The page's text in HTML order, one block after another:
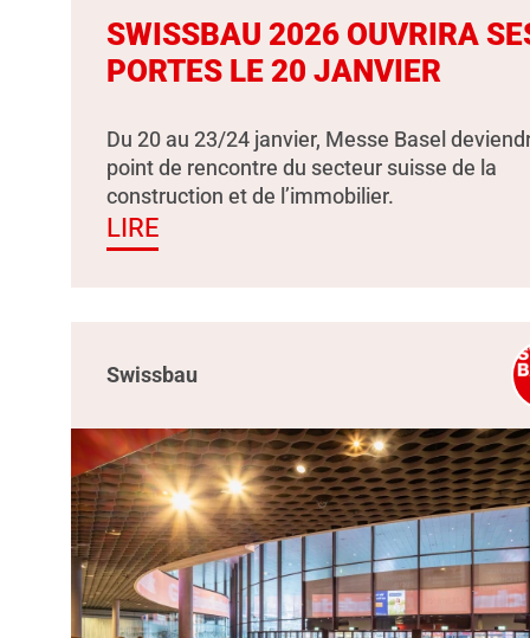
SWISSBAU 2026 OUVRIRA
PORTES LE 20 JANVIER
Du 20 au 23/24 janvier, Messe Basel
point de rencontre du secteur suisse de la
construction et de l’immobilier.
LIRE
Swissbau